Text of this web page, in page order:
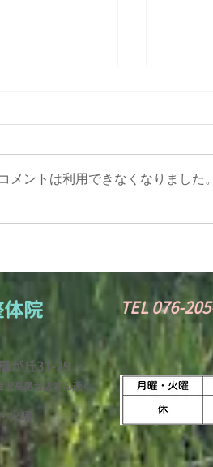
せ
まで休業とさ
７月２
り、通
にご迷
◆◆◆◆
メントは利用できなくなりまし
体院
が丘31-29
高尾台店さん近く
火曜
TEL 076-